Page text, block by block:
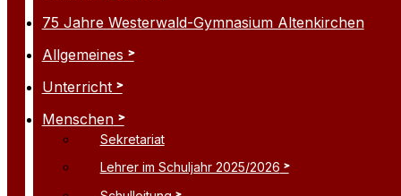
75 Jahre Westerwald-Gymnasium Altenkirchen
Allgemeines
Unterricht
Menschen
Sekretariat
Lehrer im Schuljahr 2025/2026